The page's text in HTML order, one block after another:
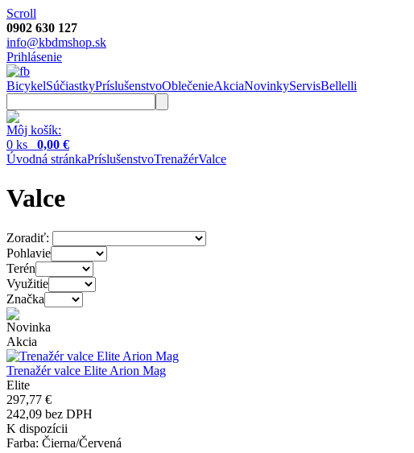
Scroll
0902 630 127
info@kbdmshop.sk
Prihlásenie
BicykelSúčiastkyPríslušenstvoOblečenieAkciaNovinkyServisBellelli
Môj košík:
0 ks 0,00 €
Úvodná stránkaPríslušenstvoTrenažérValce
Valce
Zoradiť:
Pohlavie
Terén
Využitie
Značka
Novinka
Akcia
Trenažér valce Elite Arion Mag
Elite
297,77 €
242,09 bez DPH
K dispozícii
Farba: Čierna/Červená